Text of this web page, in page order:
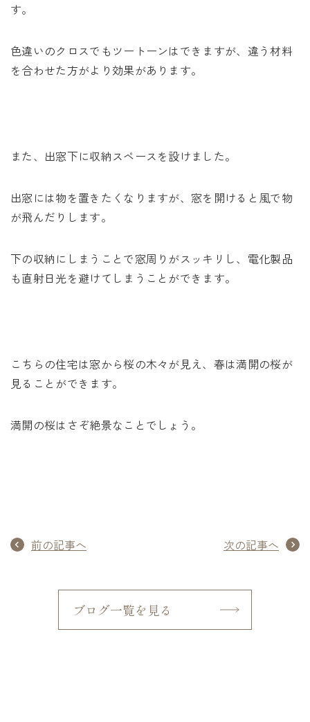
す。
色違いのクロスでもツートーンはできますが、違う材料
を合わせた方がより効果があります。
また、出窓下に収納スペースを設けました。
出窓には物を置きたくなりますが、窓を開けると風で物
が飛んだりします。
下の収納にしまうことで窓周りがスッキリし、電化製品
も直射日光を避けてしまうことができます。
こちらの住宅は窓から桜の木々が見え、春は満開の桜が
見ることができます。
満開の桜はさぞ絶景なことでしょう。
前の記事へ 次の記事へ
ブログ一覧を見る